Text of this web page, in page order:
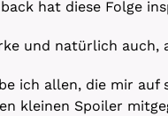
hat diese Folge
und natürlich auch,
ich allen, die mir auf
kleinen Spoiler